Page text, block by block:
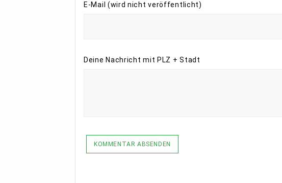
E-Mail (wird nicht veröffentlicht)
Deine Nachricht mit PLZ + Stadt
KOMMENTAR ABSENDEN